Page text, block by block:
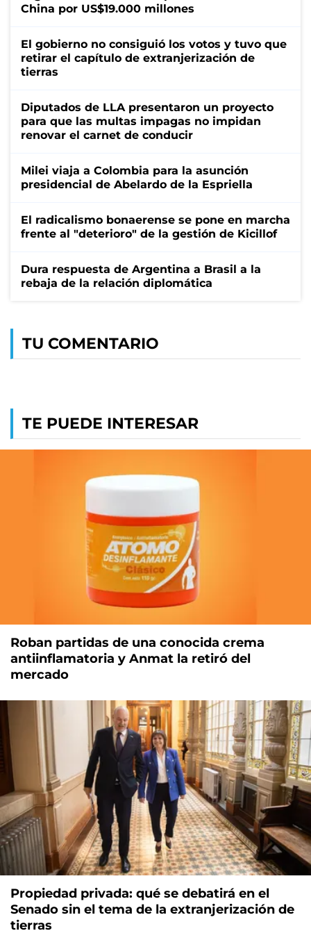
China por US$19.000 millones
El gobierno no consiguió los votos y tuvo que
retirar el capítulo de extranjerización de
tierras
Diputados de LLA presentaron un proyecto
para que las multas impagas no impidan
renovar el carnet de conducir
Milei viaja a Colombia para la asunción
presidencial de Abelardo de la Espriella
El radicalismo bonaerense se pone en marcha
frente al "deterioro" de la gestión de Kicillof
Dura respuesta de Argentina a Brasil a la
rebaja de la relación diplomática
TU COMENTARIO
TE PUEDE INTERESAR
Roban partidas de una conocida crema
antiinflamatoria y Anmat la retiró del
mercado
Propiedad privada: qué se debatirá en el
Senado sin el tema de la extranjerización de
tierras